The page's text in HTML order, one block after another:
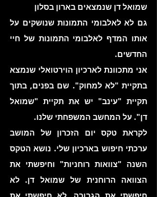
שמואל דן שנמצאים בארון בסלון
גם לא לאלבומי התמונות שנושקים על
אותו המדף לאלבומי התמונות של חיי
החדשים.
אני מתכוונת לארכיון הוירטואלי שנמצא
בתקיית "לא למחוק". שם בפנים, בתוך
תקיית "עינב" יש את תקיית "שמואל
דן". על המחשב המשפחתי שלנו.
לקראת טקס יום הזכרון של המושב
ערכתי חיפוש בארכיון שלי. נושא הטקס
השנה "צוואות רוחניות" וחיפשתי את
הצוואה הרוחנית של שמואל דן. לא